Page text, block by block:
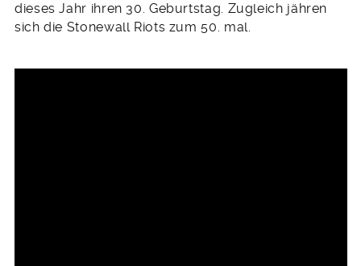
dieses Jahr ihren 30. Geburtstag. Zugleich jähren
sich die Stonewall Riots zum 50. mal.